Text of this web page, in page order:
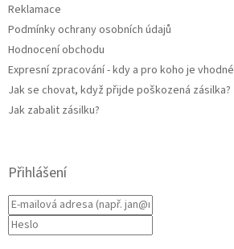
p
i
s
Reklamace
Podmínky ochrany osobních údajů
Hodnocení obchodu
Expresní zpracování - kdy a pro koho je vhodné
Jak se chovat, když přijde poškozená zásilka?
Jak zabalit zásilku?
Přihlášení